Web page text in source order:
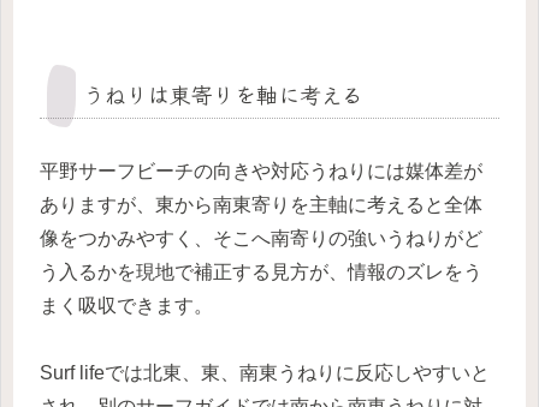
うねりは東寄りを軸に考える
平野サーフビーチの向きや対応うねりには媒体差が
ありますが、東から南東寄りを主軸に考えると全体
像をつかみやすく、そこへ南寄りの強いうねりがど
う入るかを現地で補正する見方が、情報のズレをう
まく吸収できます。
Surf lifeでは北東、東、南東うねりに反応しやすいと